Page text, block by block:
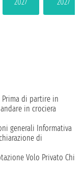
Prima di partire in
in crociera
generali Informativa
di
Volo Privato Chi